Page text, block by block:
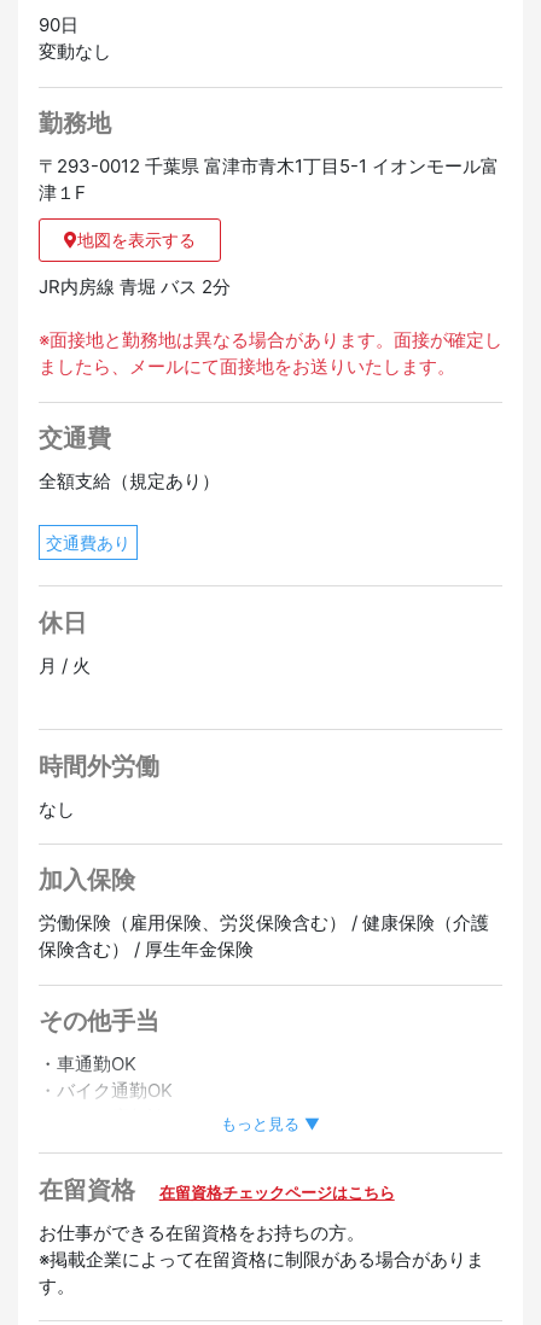
90日
変動なし
勤務地
〒293-0012 千葉県 富津市青木1丁目5-1 イオンモール富
津１F
地図を表示する
JR内房線 青堀 バス 2分
※面接地と勤務地は異なる場合があります。面接が確定し
ましたら、メールにて面接地をお送りいたします。
交通費
全額支給（規定あり）
交通費あり
休日
月 / 火
時間外労働
なし
加入保険
労働保険（雇用保険、労災保険含む） / 健康保険（介護
保険含む） / 厚生年金保険
その他手当
・車通勤OK
・バイク通勤OK
もっと見る ▼
在留資格 在留資格チェックページはこちら
お仕事ができる在留資格をお持ちの方。
※掲載企業によって在留資格に制限がある場合がありま
す。